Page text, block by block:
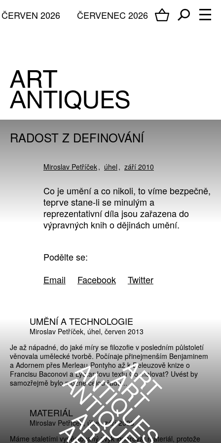
ČERVENEC 2026
ČERVEN 2026
RADOST Z DEFINOVÁNÍ
Miroslav Petříček úhel září 2010
Co je umění a co nikoli, to víme bezpečně,
teprve stane-li se minulým a
reprezentativní díla jsou zařazena do
výpravných knih o dějinách umění.
Podělte se:
Email
Facebook Twitter
UMĚNÍ A TECHNOLOGIE
Miroslav Petříček úhel červen 2013
Je až nápadné, do jaké míry se filozofie v posledním půlstoletí
věnovala umělecké tvorbě. Počínaje přinejmenším Benjaminem
a Adornem přes Merleau-Pontyho až k Deleuzově knize o
Francisu Baconovi a Lyotardovu textu Co malovat? Uvést by
samozřejmě bylo možné celou řadu...
MATERIÁL
Miroslav Petříček úhel září 2008
Máme staletími vypěstovaný zvyk ignorovat materiál, protože